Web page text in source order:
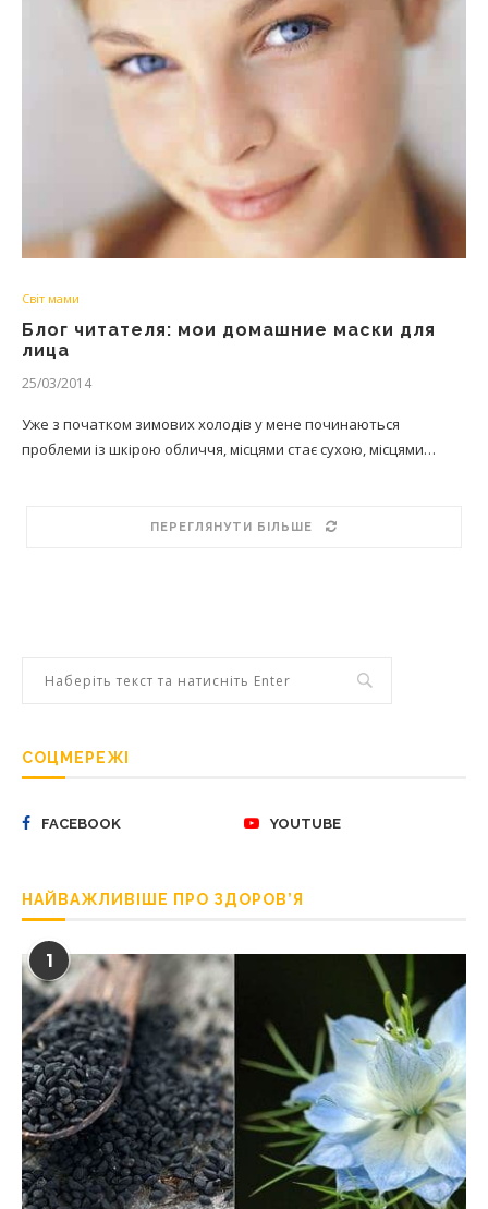
Світ мами
Блог читателя: мои домашние маски для
лица
25/03/2014
Уже з початком зимових холодів у мене починаються
проблеми із шкірою обличчя, місцями стає сухою, місцями…
ПЕРЕГЛЯНУТИ БІЛЬШЕ
СОЦМЕРЕЖІ
FACEBOOK YOUTUBE
НАЙВАЖЛИВІШЕ ПРО ЗДОРОВ’Я
1